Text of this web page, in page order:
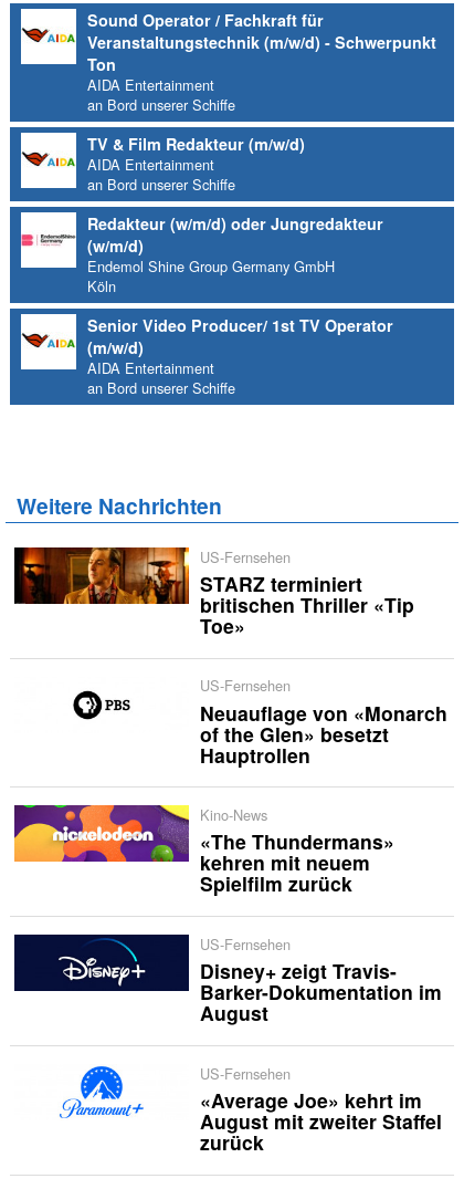
Sound Operator / Fachkraft für
Veranstaltungstechnik (m/w/d) - Schwerpunkt
Ton
AIDA Entertainment
an Bord unserer Schiffe
TV & Film Redakteur (m/w/d)
AIDA Entertainment
an Bord unserer Schiffe
Redakteur (w/m/d) oder Jungredakteur
(w/m/d)
Endemol Shine Group Germany GmbH
Köln
Senior Video Producer/ 1st TV Operator
(m/w/d)
AIDA Entertainment
an Bord unserer Schiffe
Weitere Nachrichten
US-Fernsehen
STARZ terminiert
britischen Thriller «Tip
Toe»
US-Fernsehen
Neuauflage von «Monarch
of the Glen» besetzt
Hauptrollen
Kino-News
«The Thundermans»
kehren mit neuem
Spielfilm zurück
US-Fernsehen
Disney+ zeigt Travis-
Barker-Dokumentation im
August
US-Fernsehen
«Average Joe» kehrt im
August mit zweiter Staffel
zurück